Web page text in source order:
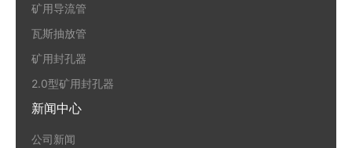
矿用导流管
瓦斯抽放管
矿用封孔器
2.0型矿用封孔器
新闻中心
公司新闻